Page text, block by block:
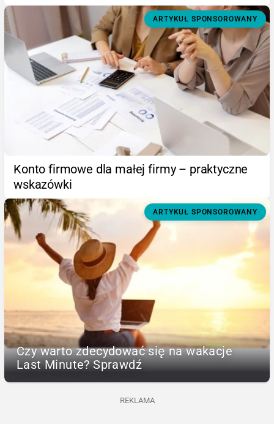
ARTYKUŁ SPONSOROWANY
Konto firmowe dla małej firmy – praktyczne
wskazówki
ARTYKUŁ SPONSOROWANY
Czy warto zdecydować się na wakacje
Last Minute? Sprawdź
REKLAMA